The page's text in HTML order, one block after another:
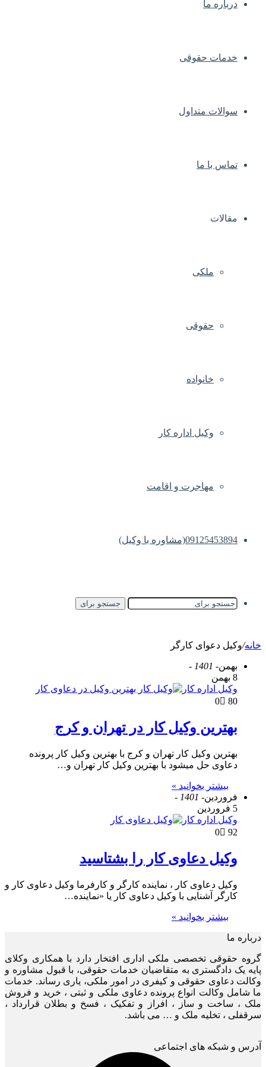
درباره ما
خدمات حقوقی
سوالات متداول
تماس با ما
مقالات
ملکی
حقوقی
خانواده
وکیل اداره کار
مهاجرت و اقامت
09125453894(مشاوره با وکیل)
جستجو برای
خانه/وکیل دعوای کارگر
بهمن- 1401 -
8 بهمن
وکیل اداره کار
0
80
بهترین وکیل کار در تهران و کرج
بهترین وکیل کار تهران و کرج با بهترین وکیل کار پرونده
دعاوی حل میشود با بهترین وکیل کار تهران و…
بیشتر بخوانید »
فروردین- 1401 -
5 فروردین
وکیل اداره کار
0
92
وکیل دعاوی کار را بشتاسید
وکیل دعاوی کار ، نماینده کارگر و کارفرما وکیل دعاوی کار و
کارگر آشنایی با وکیل دعاوی کار یا «نماینده…
بیشتر بخوانید »
درباره ما
گروه حقوقی تخصصی ملکی اداری افتخار دارد با همکاری وکلای
پایه یک دادگستری به متقاضیان خدمات حقوقی، با قبول مشاوره و
وکالت دعاوی حقوقی و کیفری در امور ملکی، یاری رساند. خدمات
ما شامل وکالت انواع پرونده دعاوی ملکی و ثبتی ، خرید و فروش
ملک ، ساخت و ساز ، افراز و تفکیک ، فسخ و بطلان قرارداد ،
سرقفلی ، تخلیه ملک و … می باشد.
آدرس و شبکه های اجتماعی